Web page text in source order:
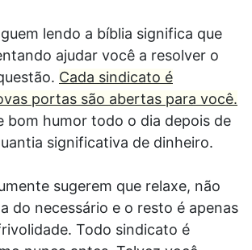
lendo a bíblia significa que
ajudar você a resolver o
Cada sindicato é
portas são abertas para você.
bom humor todo o dia depois de
significativa de dinheiro.
sugerem que relaxe, não
do necessário e o resto é apenas
Todo sindicato é